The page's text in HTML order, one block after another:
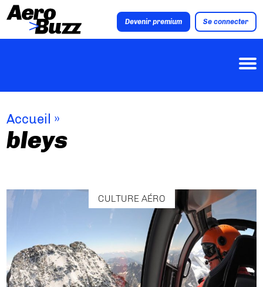
Devenir premium Se connecter
Accueil »
bleys
CULTURE AÉRO